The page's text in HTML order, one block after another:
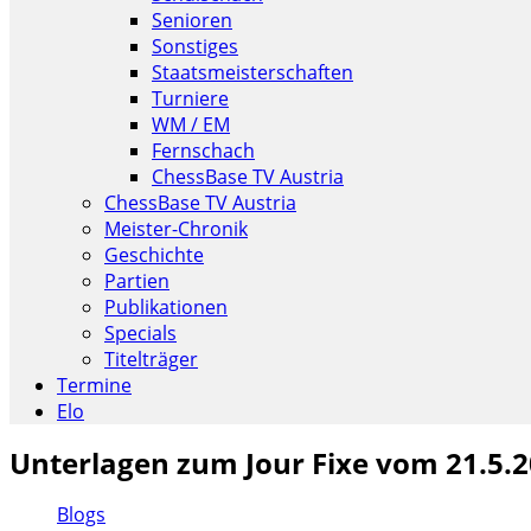
Senioren
Sonstiges
Staatsmeisterschaften
Turniere
WM / EM
Fernschach
ChessBase TV Austria
ChessBase TV Austria
Meister-Chronik
Geschichte
Partien
Publikationen
Specials
Titelträger
Termine
Elo
Unterlagen zum Jour Fixe vom
Blogs